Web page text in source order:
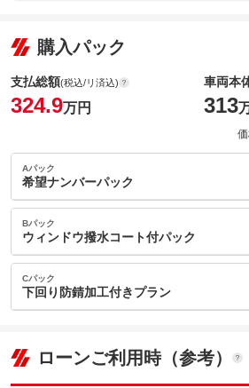
購入パック
支払総額(税込/リ済込)
324.9万円
車両本
313
Aパック
希望ナンバーパック
内：オプシ
ョン価格
(税込)
車両本体価
313万円
Bパック
ウィンドウ撥水コート付パック
内：オプシ
ョン価格
(税込)
車両本体価
パック内容
Cパック
下回り防錆加工付きプラン
車両本体価
313
ローンご利用時（参考）